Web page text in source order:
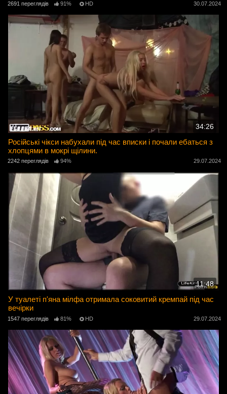
2691 переглядів 91% HD 30.07.2024
34:26
Російські чікси набухали під час вписки і почали ебаться з
хлопцями в мокрі щілини.
2242 переглядів 94% 29.07.2024
11:48
У туалеті п'яна мілфа отримала соковитий кремпай під час
вечірки
1547 переглядів 81% HD 29.07.2024